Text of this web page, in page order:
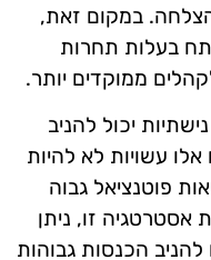
במקום זאת,
בעלות תחרות
ממוקדים יותר.
יכול להניב
עשויות לא להיות
פוטנציאל גבוה
אסטרטגיה זו, ניתן
להניב הכנסות גבוהות